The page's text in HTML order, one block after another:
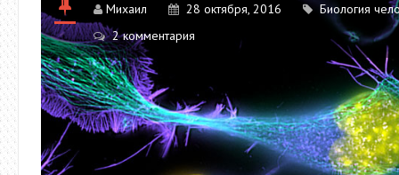
Михаил 28 октября, 2016
Биология
2 комментария